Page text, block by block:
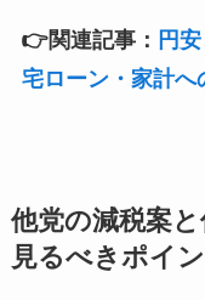
👉関連記事： 円
宅ローン・家計へ
他党の減税案
見るべきポイ